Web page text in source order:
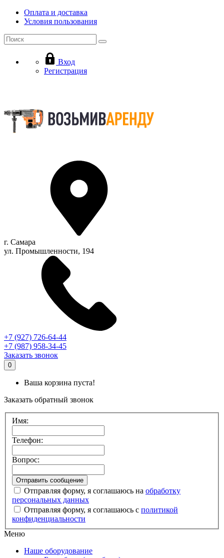
Оплата и доставка
Условия пользования
Вход
Регистрация
г. Самара
ул. Промышленности, 194
+7 (927) 726-64-44
+7 (987) 958-34-45
Заказать звонок
0
Ваша корзина пуста!
Заказать обратный звонок
Имя:
Телефон:
Вопрос:
Отправляя форму, я соглашаюсь на обработку
персональных данных
Отправляя форму, я соглашаюсь с политикой
конфиденциальности
Меню
Наше оборудование